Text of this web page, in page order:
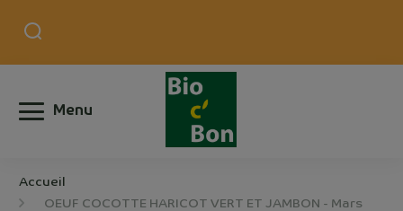
Menu
Accueil
OEUF COCOTTE HARICOT VERT ET JAMBON - Mars